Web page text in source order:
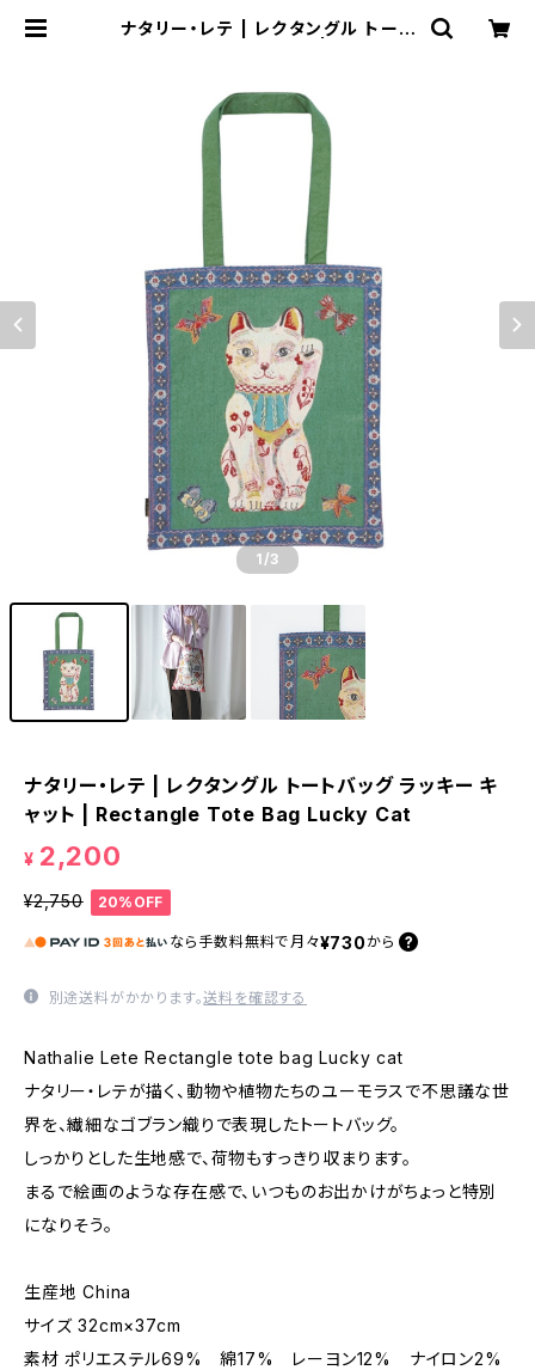
ナタリー・レテ | レクタングル トート
ーミーちゃん フルネノネコ
1 /3
ナタリー・レテ | レクタングル トートバッグ ラッキー キ
ャット | Rectangle Tote Bag Lucky Cat
¥ 2,200
¥2,750 20%OFF
なら 手数料無料で 月々¥730 から
別途送料がかかります。送料を確認する
Nathalie Lete Rectangle tote bag Lucky cat
ナタリー・レテが描く、動物や植物たちのユーモラスで不思議な世
界を、繊細なゴブラン織りで表現したトートバッグ。
しっかりとした生地感で、荷物もすっきり収まります。
まるで絵画のような存在感で、いつものお出かけがちょっと特別
になりそう。
生産地 China
サイズ 32cm×37cm
素材 ポリエステル69% 綿17% レーヨン12% ナイロン2%